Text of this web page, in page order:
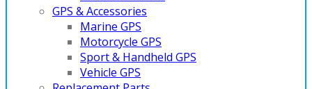
GPS & Accessories
Marine GPS
Motorcycle GPS
Sport & Handheld GPS
Vehicle GPS